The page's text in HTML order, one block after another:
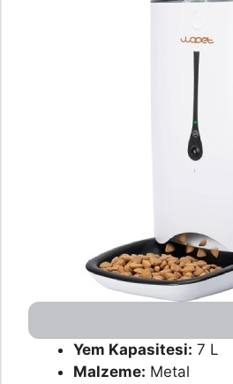
Yem Kapasitesi: 7 L
Malzeme: Metal